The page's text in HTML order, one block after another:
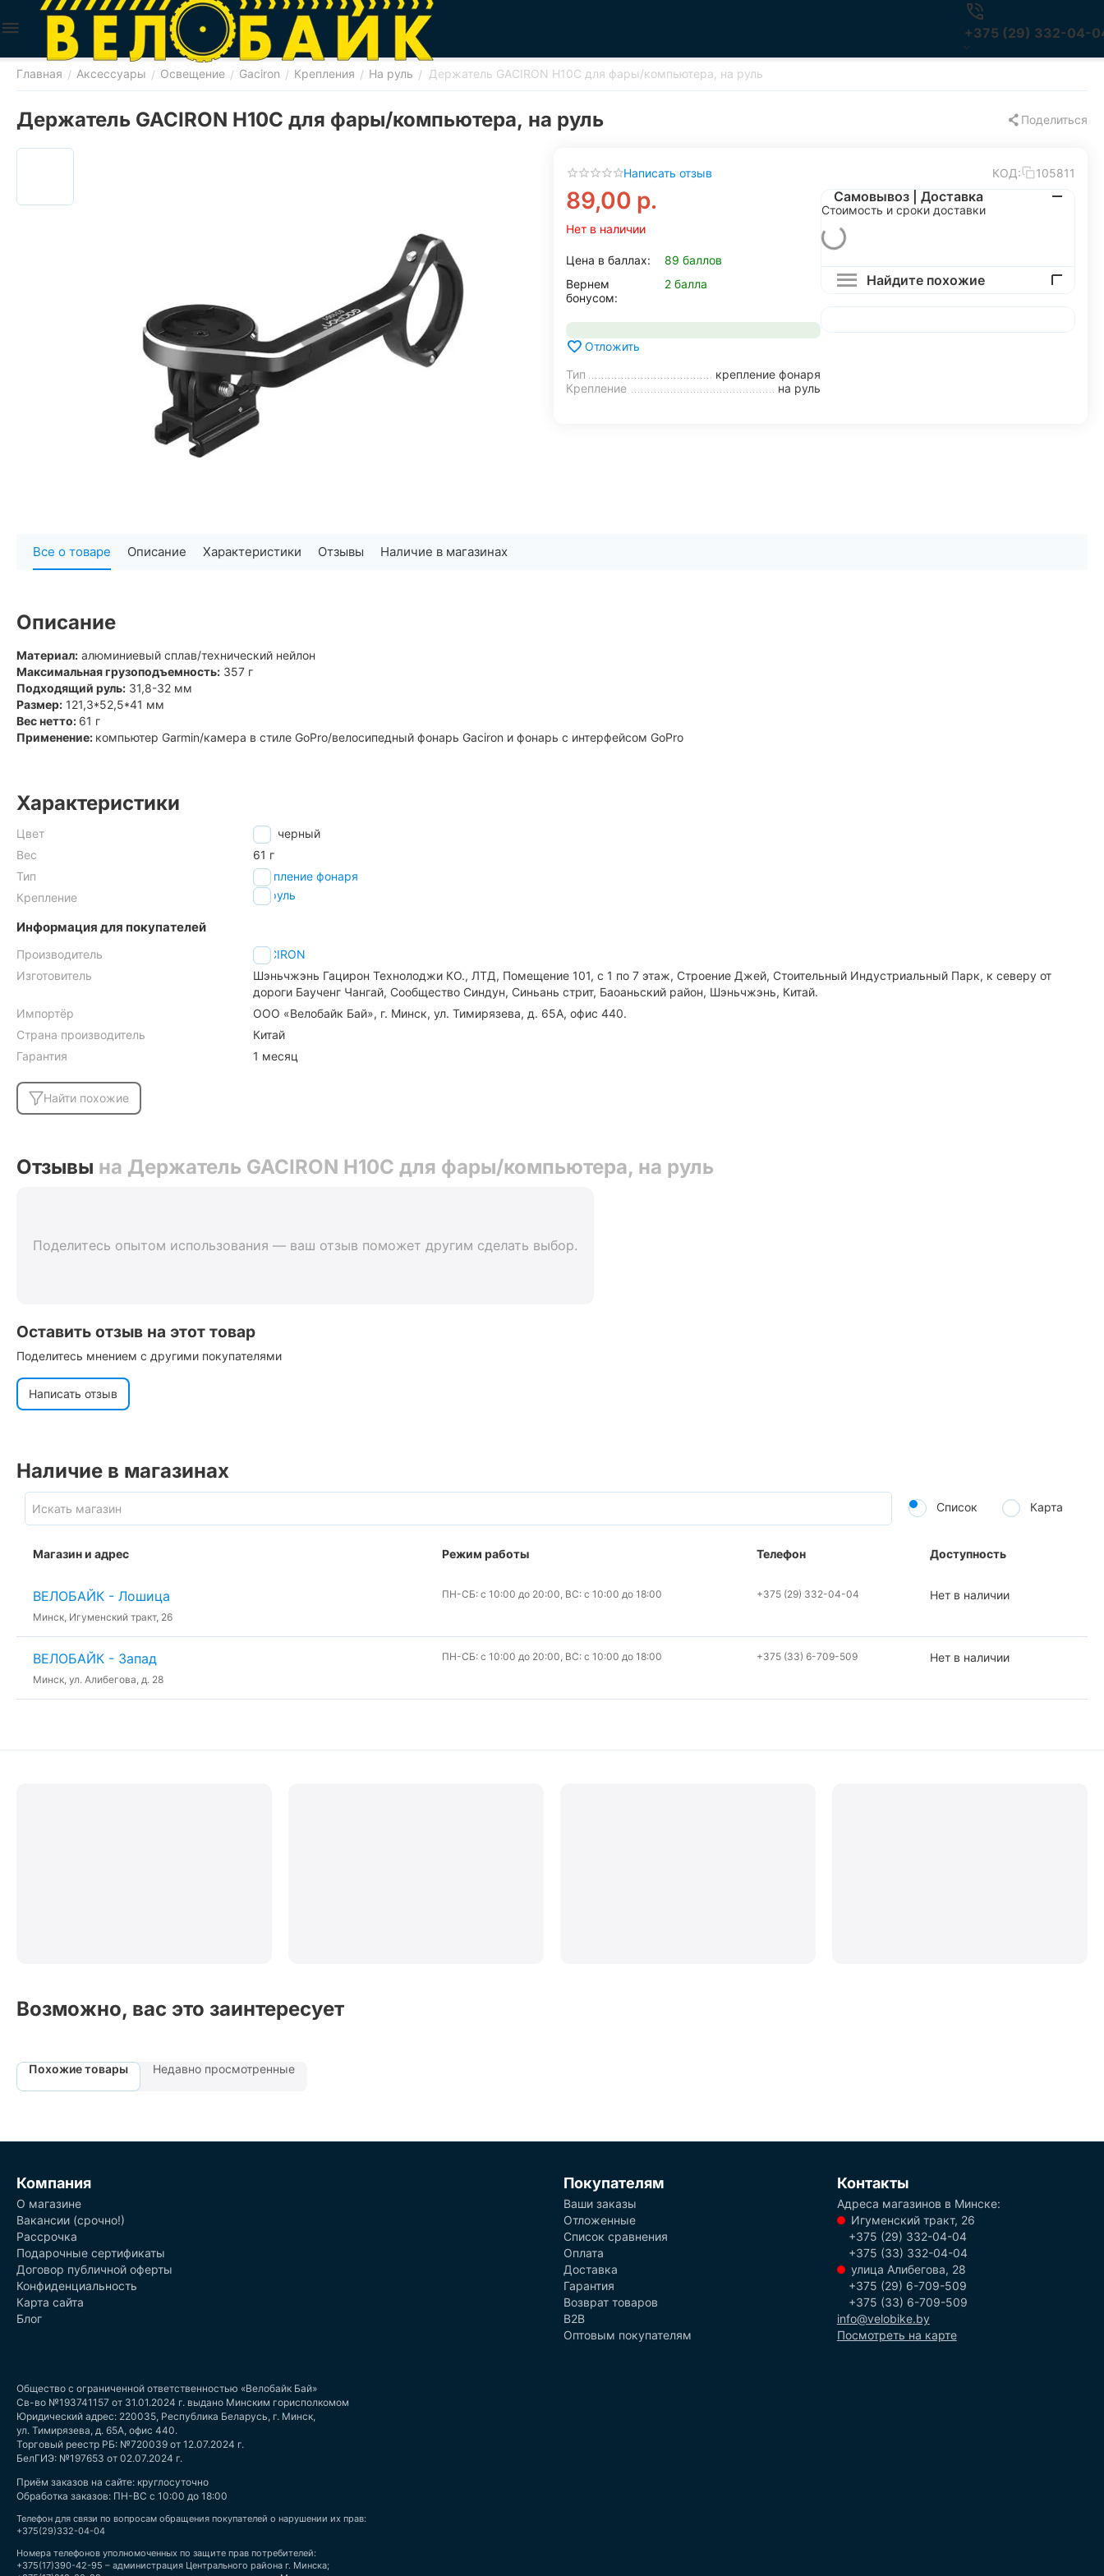
+375 (29) 332-04-
Главная / Аксессуары / Освещение / Gaciron / Крепления / На руль / Держатель GACIRON H10C для фары/компьютера, на руль
Держатель GACIRON H10C для фары/компьютера, на руль Поделиться
Написать отзыв КОД: 105811
89,00 р.
Нет в наличии
Цена в баллах:
89 баллов
Вернем
бонусом:
2 балла
Отложить
Тип
крепление фонаря
Крепление
на руль
Самовывоз | Доставка
Стоимость и сроки доставки
Найдите похожие
Все о товаре Описание Характеристики Отзывы Наличие в магазинах
Описание
Материал: алюминиевый сплав/технический нейлон
Максимальная грузоподъемность: 357 г
Подходящий руль: 31,8-32 мм
Размер: 121,3*52,5*41 мм
Вес нетто: 61 г
Применение: компьютер Garmin/камера в стиле GoPro/велосипедный фонарь Gaciron и фонарь с интерфейсом GoPro
Характеристики
Цвет
черный
Вес
61 г
Тип
крепление фонаря
Крепление
на руль
Информация для покупателей
Производитель
GACIRON
Изготовитель
Шэньчжэнь Гацирон Технолоджи КО., ЛТД, Помещение 101, с 1 по 7 этаж, Строение Джей, Стоительный Индустриальный Парк, к северу от
дороги Баученг Чангай, Сообщество Синдун, Синьань стрит, Баоаньский район, Шэньчжэнь, Китай.
Импортёр
ООО «Велобайк Бай», г. Минск, ул. Тимирязева, д. 65А, офис 440.
Страна производитель
Китай
Гарантия
1 месяц
Найти похожие
Отзывы на Держатель GACIRON H10C для фары/компьютера, на руль
Поделитесь опытом использования — ваш отзыв поможет другим сделать выбор.
Оставить отзыв на этот товар
Поделитесь мнением с другими покупателями
Написать отзыв
Наличие в магазинах
Список Карта
Магазин и адрес Режим работы Телефон Доступность
ВЕЛОБАЙК - Лошица
Минск, Игуменский тракт, 26
ПН-СБ: с 10:00 до 20:00, ВС: с 10:00 до 18:00 +375 (29) 332-04-04 Нет в наличии
ВЕЛОБАЙК - Запад
Минск, ул. Алибегова, д. 28
ПН-СБ: с 10:00 до 20:00, ВС: с 10:00 до 18:00 +375 (33) 6-709-509 Нет в наличии
Возможно, вас это заинтересует
Похожие товары Недавно просмотренные
Компания
О магазине
Вакансии (срочно!)
Рассрочка
Подарочные сертификаты
Договор публичной оферты
Конфиденциальность
Карта сайта
Блог
Покупателям
Ваши заказы
Отложенные
Список сравнения
Оплата
Доставка
Гарантия
Возврат товаров
B2B
Оптовым покупателям
Контакты
Адреса магазинов в Минске:
Игуменский тракт, 26
+375 (29) 332-04-04
+375 (33) 332-04-04
улица Алибегова, 28
+375 (29) 6-709-509
+375 (33) 6-709-509
info@velobike.by
Посмотреть на карте
Общество с ограниченной ответственностью «Велобайк Бай»
Св-во №193741157 от 31.01.2024 г. выдано Минским горисполкомом
Юридический адрес: 220035, Республика Беларусь, г. Минск,
ул. Тимирязева, д. 65А, офис 440.
Торговый реестр РБ: №720039 от 12.07.2024 г.
БелГИЭ: №197653 от 02.07.2024 г.
Приём заказов на сайте: круглосуточно
Обработка заказов: ПН-ВС с 10:00 до 18:00
Телефон для связи по вопросам обращения покупателей о нарушении их прав:
+375(29)332-04-04
Номера телефонов уполномоченных по защите прав потребителей:
+375(17)390-42-95 – администрация Центрального района г. Минска;